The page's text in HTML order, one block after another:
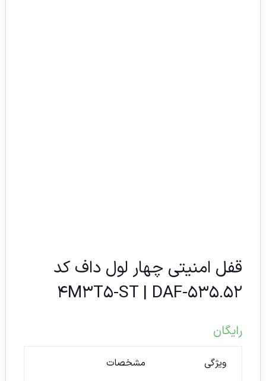
قفل امنیتی چهار لول داف کد
۵۳۵.۵۲-۴M۳T۵-ST | DAF
رایگان
ویژگی مشخصات